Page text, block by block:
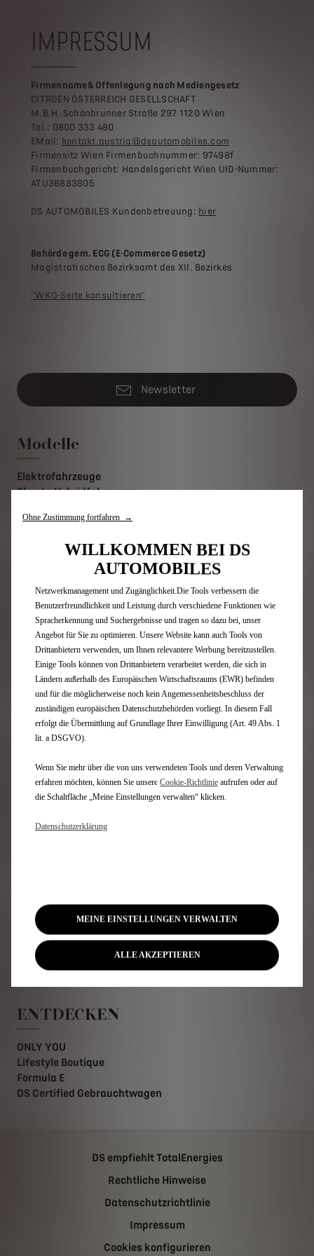
IMPRESSUM
Firmenname& Offenlegung nach Mediengesetz
CITROËN ÖSTERREICH GESELLSCHAFT
M.B.H. Schönbrunner Straße 297 1120 Wien
Tel.: 0800 333 480
EMail: kontakt.austria@dsautomobiles.com
Firmensitz Wien Firmenbuchnummer: 97498f
Firmenbuchgericht: Handelsgericht Wien UID-Nummer:
ATU36883805
DS AUTOMOBILES Kundenbetreuung: hier
Behörde gem. ECG (E-Commerce Gesetz)
Magistratisches Bezirksamt des XII. Bezirkes
"WKO-Seite konsultieren"
Newsletter
Modelle
Elektrofahrzeuge
Plug-In-Hybridfahrzeuge
SUV
Limited Editions
Quick links
Preislisten
Konfigurator
DS Modelle für Privatpersonen
Angebote für Businesskunden
Elektrisch Aufladen
Technologie
Finanzierung für Privatkunden
Händlersuche
DS SERVICE
Fahrzeugprüfung Rückrufaktionen
Komplettpreis Angebote
Ersatzteile
Fahrzeugimport
COC
Typenscheinduplikat
ENTDECKEN
ONLY YOU
Lifestyle Boutique
Formula E
DS Certified Gebrauchtwagen
DS empfiehlt TotalEnergies
Rechtliche Hinweise
Datenschutzrichtlinie
Impressum
Cookies konfigurieren
Ohne Zustimmung fortfahren →
WILLKOMMEN BEI DS
AUTOMOBILES
Wir verwenden Cookies und/oder andere Tracking-Tools (die „Tools“), um
sicherzustellen, dass wir Ihnen die bestmögliche Nutzung unserer Website
bieten. Sie ermöglichen grundlegende Funktionen wie Sicherheit,
Netzwerkmanagement und Zugänglichkeit.Die Tools verbessern die
Benutzerfreundlichkeit und Leistung durch verschiedene Funktionen wie
Spracherkennung und Suchergebnisse und tragen so dazu bei, unser
Angebot für Sie zu optimieren. Unsere Website kann auch Tools von
Drittanbietern verwenden, um Ihnen relevantere Werbung bereitzustellen.
Einige Tools können von Drittanbietern verarbeitet werden, die sich in
Ländern außerhalb des Europäischen Wirtschaftsraums (EWR) befinden
und für die möglicherweise noch kein Angemessenheitsbeschluss der
zuständigen europäischen Datenschutzbehörden vorliegt. In diesem Fall
erfolgt die Übermittlung auf Grundlage Ihrer Einwilligung (Art. 49 Abs. 1
lit. a DSGVO).
Wenn Sie mehr über die von uns verwendeten Tools und deren Verwaltung
erfahren möchten, können Sie unsere Cookie‑Richtlinie aufrufen oder auf
die Schaltfläche „Meine Einstellungen verwalten“ klicken.
Datenschutzerklärung
MEINE EINSTELLUNGEN VERWALTEN
ALLE AKZEPTIEREN